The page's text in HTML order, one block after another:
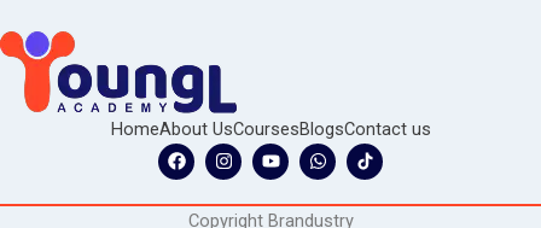
HomeAbout UsCoursesBlogsContact us
F
a
c
e
I
n
s
t
a
Y
o
u
t
u
W
h
a
t
s
Copyright Brandustry